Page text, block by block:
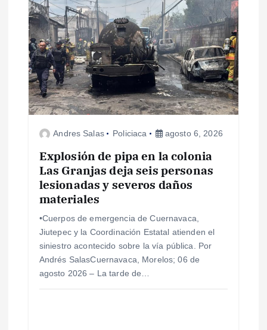
ó
n
d
e
Andres Salas Policiaca agosto 6, 2026
Explosión de pipa en la colonia
Las Granjas deja seis personas
lesionadas y severos daños
materiales
•Cuerpos de emergencia de Cuernavaca,
Jiutepec y la Coordinación Estatal atienden el
siniestro acontecido sobre la vía pública. Por
Andrés SalasCuernavaca, Morelos; 06 de
agosto 2026 – La tarde de…